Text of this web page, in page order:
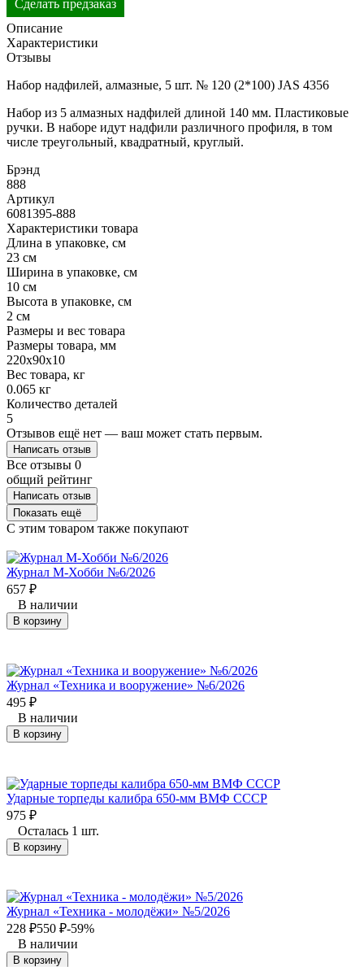
Сделать предзаказ
Описание
Характеристики
Отзывы
Набор надфилей, алмазные, 5 шт. № 120 (2*100) JAS 4356
Набор из 5 алмазных надфилей длиной 140 мм. Пластиковые
ручки. В наборе идут надфили различного профиля, в том
числе треугольный, квадратный, круглый.
Брэнд
888
Артикул
6081395-888
Характеристики товара
Длина в упаковке, см
23 см
Ширина в упаковке, см
10 см
Высота в упаковке, см
2 см
Размеры и вес товара
Размеры товара, мм
220х90х10
Вес товара, кг
0.065 кг
Количество деталей
5
Отзывов ещё нет — ваш может стать первым.
Написать отзыв
Все отзывы 0
общий рейтинг
Написать отзыв
Показать ещё
C этим товаром также покупают
Журнал М-Хобби №6/2026
657 ₽
В наличии
В корзину
Журнал «Техника и вооружение» №6/2026
495 ₽
В наличии
В корзину
Ударные торпеды калибра 650-мм ВМФ СССР
975 ₽
Осталась 1 шт.
В корзину
Журнал «Техника - молодёжи» №5/2026
228 ₽550 ₽-59%
В наличии
В корзину